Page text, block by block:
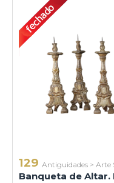
129 Antiguidades > Arte
Banqueta de Altar.